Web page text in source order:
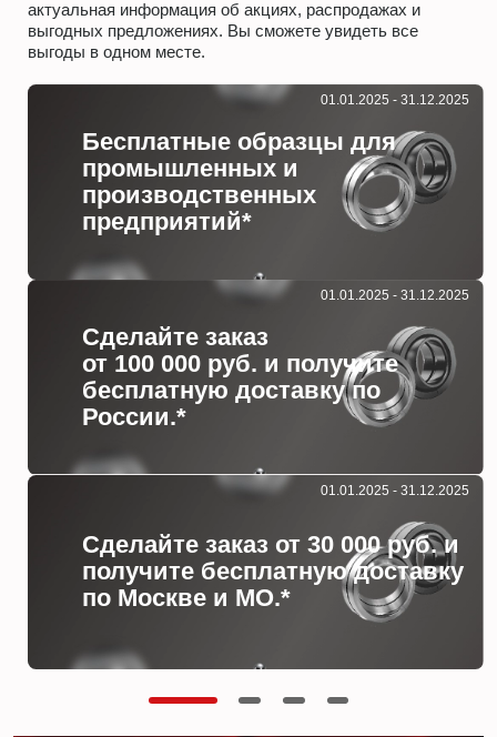
актуальная информация об акциях, распродажах и
выгодных предложениях. Вы сможете увидеть все
выгоды в одном месте.
Бесплатные образцы для
промышленных и
производственных
предприятий*
01.01.2025 - 31.12.2025
Сделайте заказ
от 100 000 руб. и получите
бесплатную доставку по
России.*
01.01.2025 - 31.12.2025
Сделайте заказ от 30 000 руб. и
получите бесплатную доставку
по Москве и МО.*
01.01.2025 - 31.12.2025